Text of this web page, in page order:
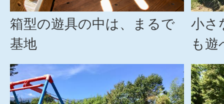
箱型の遊具の中は、まるで
基地
小さ
も遊